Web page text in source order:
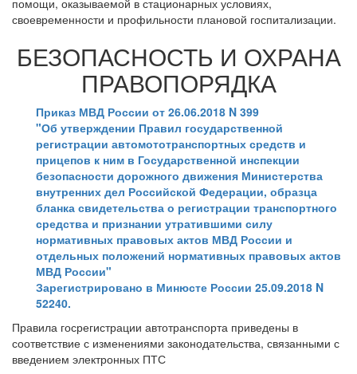
помощи, оказываемой в стационарных условиях,
своевременности и профильности плановой госпитализации.
БЕЗОПАСНОСТЬ И ОХРАНА
ПРАВОПОРЯДКА
Приказ МВД России от 26.06.2018 N 399
"Об утверждении Правил государственной
регистрации автомототранспортных средств и
прицепов к ним в Государственной инспекции
безопасности дорожного движения Министерства
внутренних дел Российской Федерации, образца
бланка свидетельства о регистрации транспортного
средства и признании утратившими силу
нормативных правовых актов МВД России и
отдельных положений нормативных правовых актов
МВД России"
Зарегистрировано в Минюсте России 25.09.2018 N
52240.
Правила госрегистрации автотранспорта приведены в
соответствие с изменениями законодательства, связанными с
введением электронных ПТС